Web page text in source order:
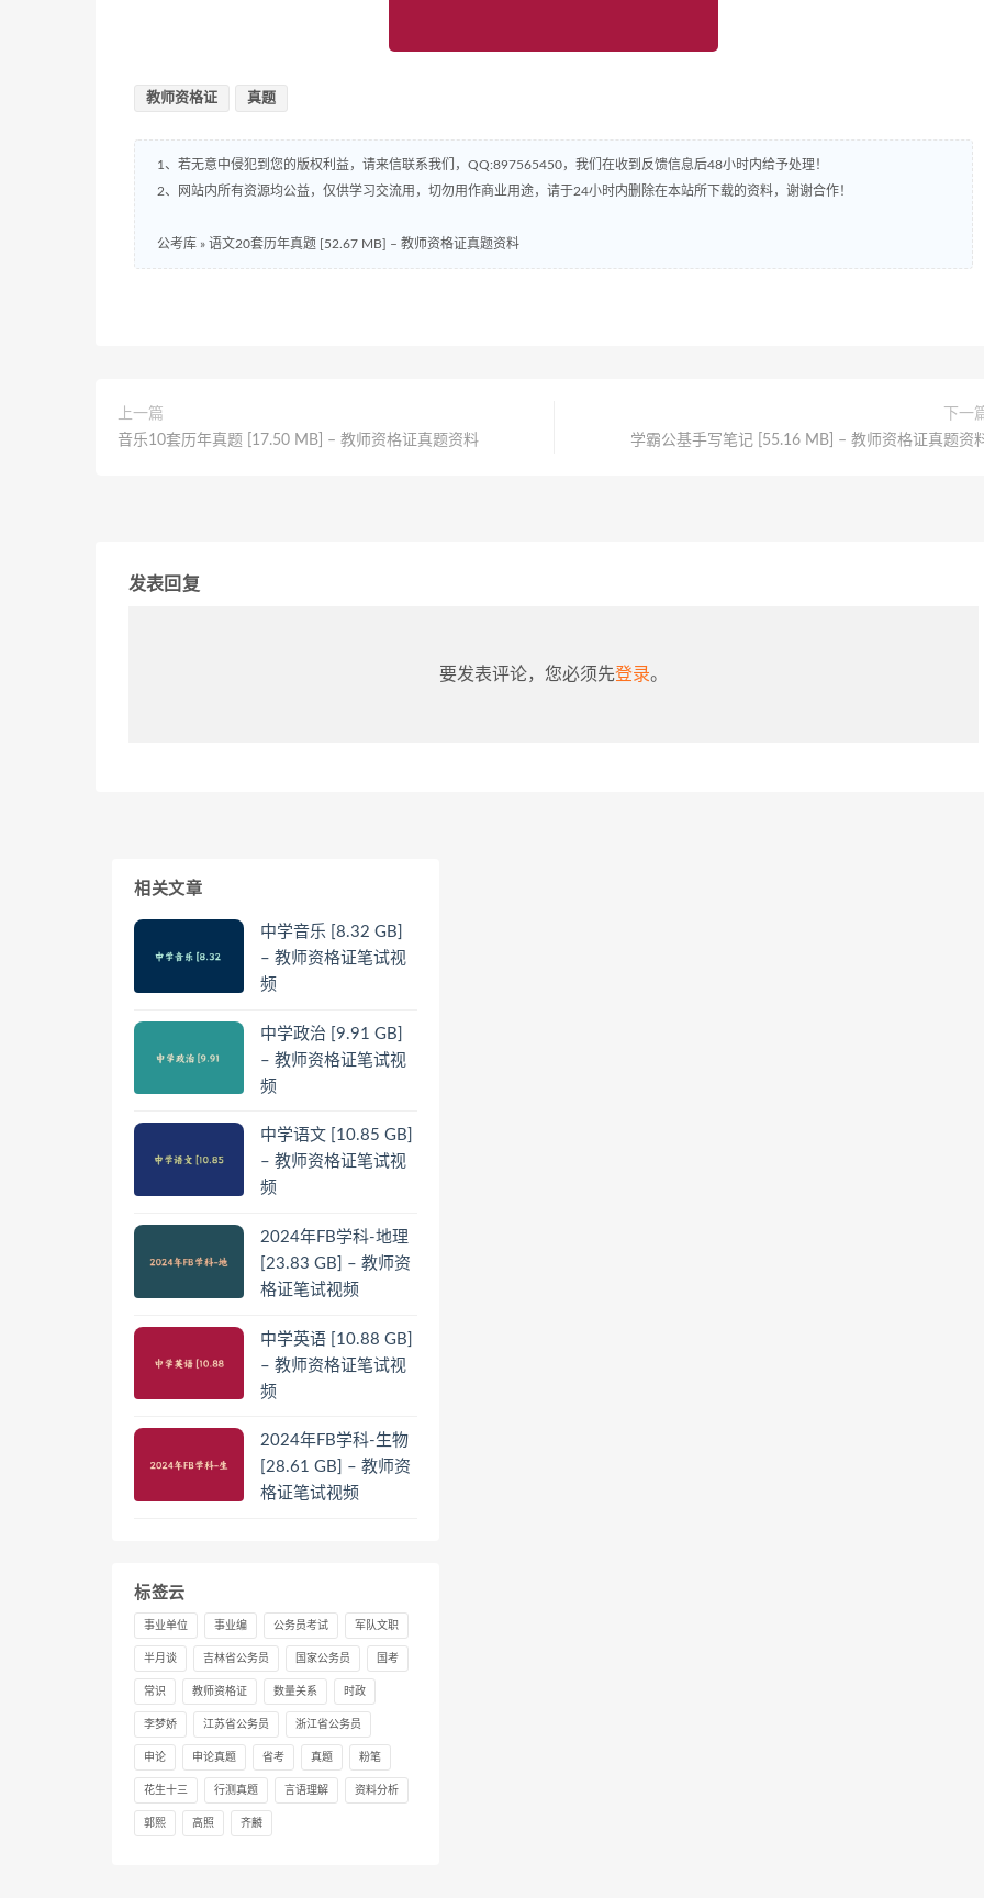
教师资格证 真题
1、若无意中侵犯到您的版权利益，请来信联系我们，QQ:897565450，我们在收到反馈信息后48小时内给予处理！
2、网站内所有资源均公益，仅供学习交流用，切勿用作商业用途，请于24小时内删除在本站所下载的资料，谢谢合作！
公考库 » 语文20套历年真题 [52.67 MB] – 教师资格证真题资料
上一篇
音乐10套历年真题 [17.50 MB] – 教师资格证真题资料
下一
学霸公基手写笔记 [55.16 MB] – 教师资格证真题资
发表回复
要发表评论，您必须先登录。
相关文章
中学音乐 [8.32 GB]
– 教师资格证笔试视
频
中学政治 [9.91 GB]
– 教师资格证笔试视
频
中学语文 [10.85 GB]
– 教师资格证笔试视
频
2024年FB学科-地理
[23.83 GB] – 教师资
格证笔试视频
中学英语 [10.88 GB]
– 教师资格证笔试视
频
2024年FB学科-生物
[28.61 GB] – 教师资
格证笔试视频
标签云
事业单位 事业编 公务员考试 军队文职
半月谈 吉林省公务员 国家公务员 国考
常识 教师资格证 数量关系 时政
李梦娇 江苏省公务员 浙江省公务员
申论 申论真题 省考 真题 粉笔
花生十三 行测真题 言语理解 资料分析
郭熙 高照 齐麟